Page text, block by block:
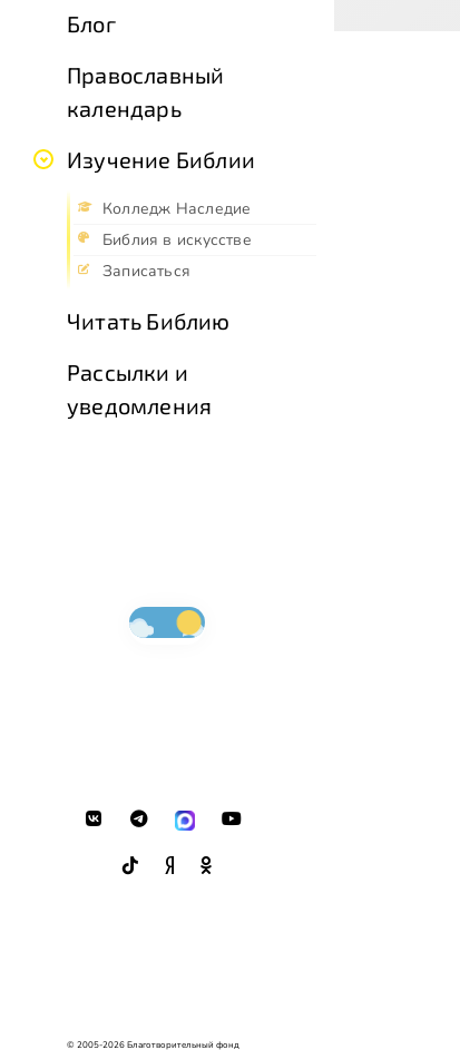
Блог
Православный
календарь
Изучение Библии
Колледж Наследие
Библия в искусстве
Записаться
Читать Библию
Рассылки и
уведомления
© 2005-2026 Благотворительный фонд